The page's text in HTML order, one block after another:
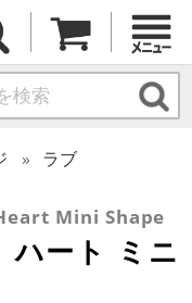
ラブ
Mini Shape
ハート ミニ